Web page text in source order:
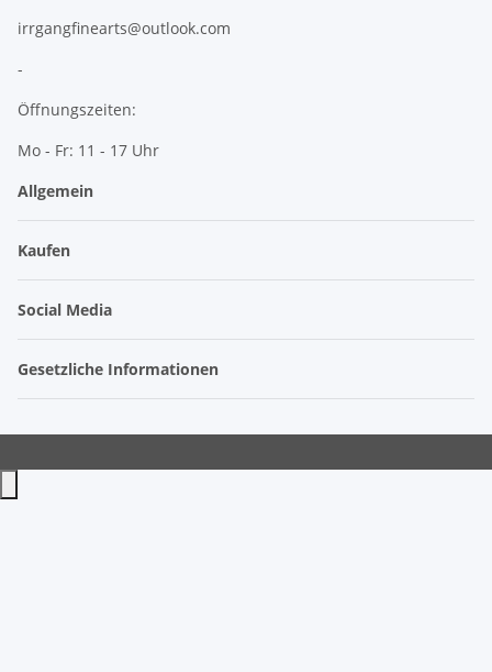
irrgangfinearts@outlook.com
-
Öffnungszeiten:
Mo - Fr: 11 - 17 Uhr
Allgemein
Kaufen
Social Media
Gesetzliche Informationen